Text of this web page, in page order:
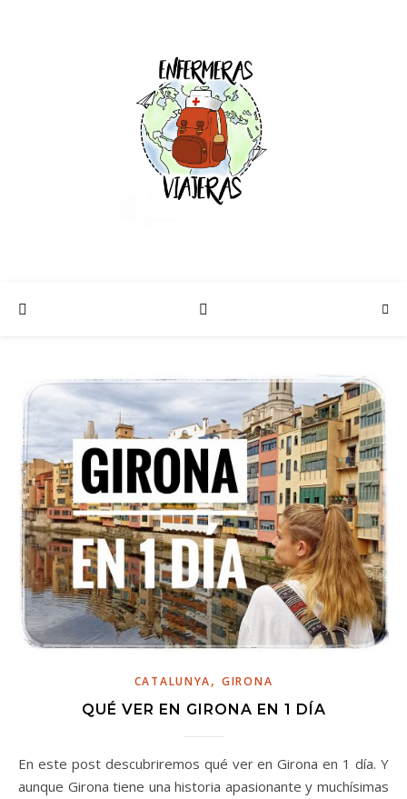
CATALUNYA,GIRONA
QUÉ VER EN GIRONA EN 1 DÍA
En este post descubriremos qué ver en Girona en 1 día. Y
aunque Girona tiene una historia apasionante y muchísimas